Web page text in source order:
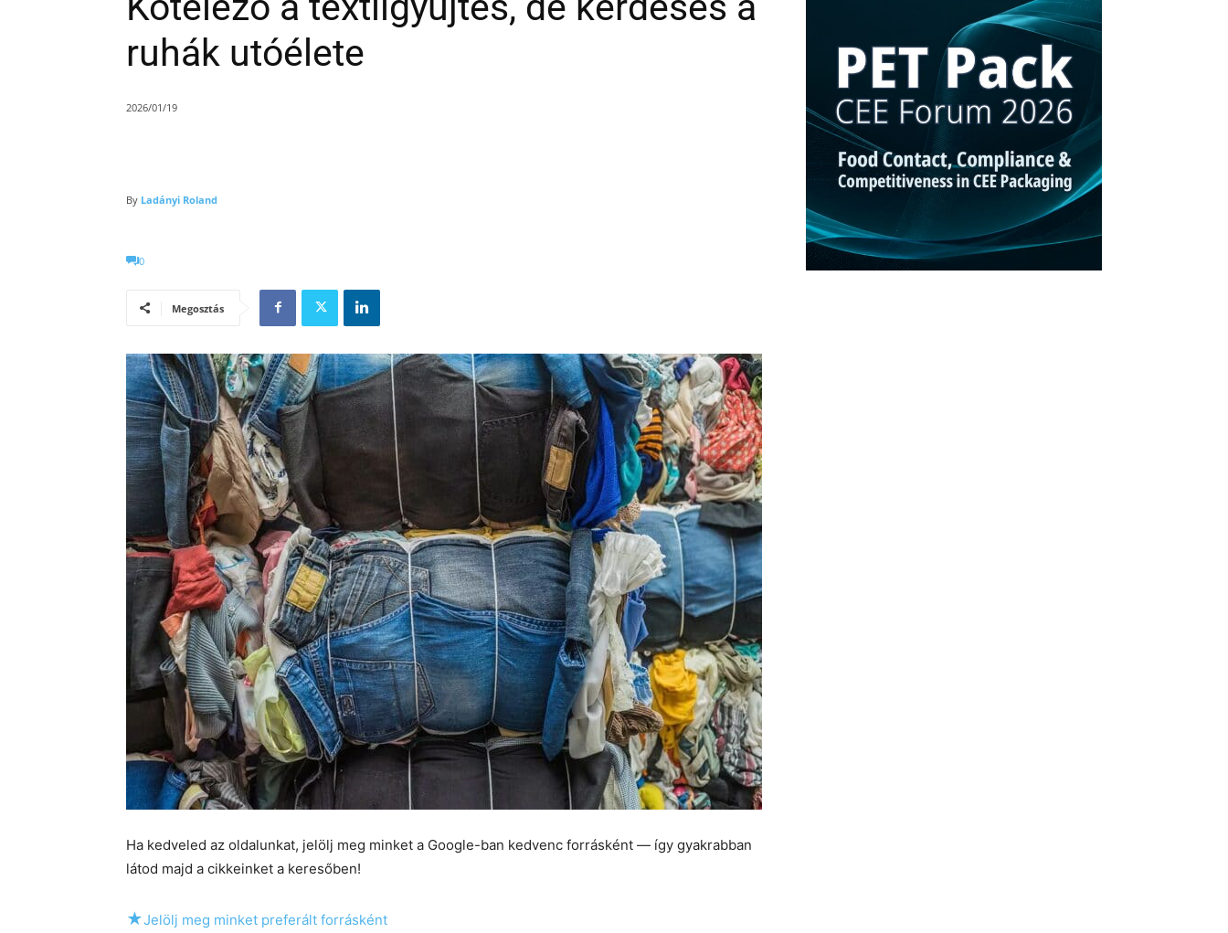
ruhák utóélete
2026/01/19
By Ladányi Roland
0
Megosztás
Ha kedveled az oldalunkat, jelölj meg minket a Google-ban kedvenc forrásként — így gyakrabban
látod majd a cikkeinket a keresőben!
★Jelölj meg minket preferált forrásként